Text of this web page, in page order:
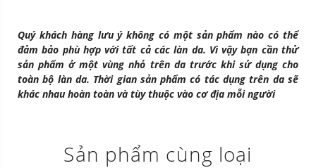
Quý khách hàng lưu ý không có một sản phẩm nào có thể
đảm bảo phù hợp với tất cả các làn da. Vì vậy bạn cần thử
sản phẩm ở một vùng nhỏ trên da trước khi sử dụng cho
toàn bộ làn da. Thời gian sản phẩm có tác dụng trên da sẽ
khác nhau hoàn toàn và tùy thuộc vào cơ địa mỗi người
Sản phẩm cùng loại